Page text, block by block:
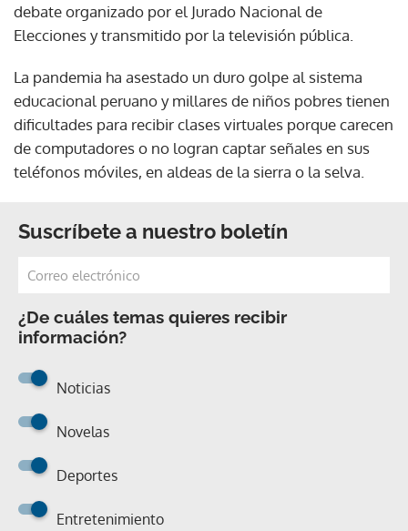
debate organizado por el Jurado Nacional de
Elecciones y transmitido por la televisión pública.
La pandemia ha asestado un duro golpe al sistema
educacional peruano y millares de niños pobres tienen
dificultades para recibir clases virtuales porque carecen
de computadores o no logran captar señales en sus
teléfonos móviles, en aldeas de la sierra o la selva.
Suscríbete a nuestro boletín
¿De cuáles temas quieres recibir
información?
Noticias
Novelas
Deportes
Entretenimiento